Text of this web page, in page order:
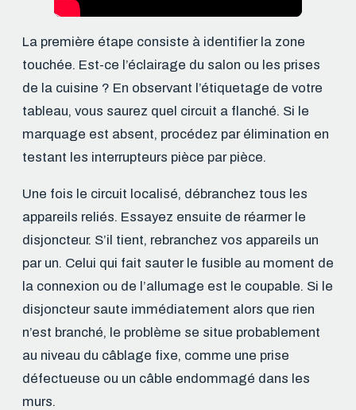
La première étape consiste à identifier la zone
touchée. Est-ce l’éclairage du salon ou les prises
de la cuisine ? En observant l’étiquetage de votre
tableau, vous saurez quel circuit a flanché. Si le
marquage est absent, procédez par élimination en
testant les interrupteurs pièce par pièce.
Une fois le circuit localisé, débranchez tous les
appareils reliés. Essayez ensuite de réarmer le
disjoncteur. S’il tient, rebranchez vos appareils un
par un. Celui qui fait sauter le fusible au moment de
la connexion ou de l’allumage est le coupable. Si le
disjoncteur saute immédiatement alors que rien
n’est branché, le problème se situe probablement
au niveau du câblage fixe, comme une prise
défectueuse ou un câble endommagé dans les
murs.